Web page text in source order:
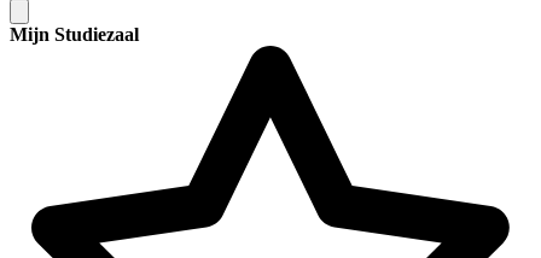
Mijn Studiezaal